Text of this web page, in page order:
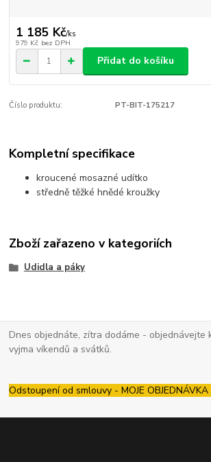
1 185 Kč/ks
979 Kč bez DPH
Přidat do košíku
Číslo produktu: PT-BIT-175217
Kompletní specifikace
kroucené mosazné udítko
středně těžké hnědé kroužky
Zboží zařazeno v kategoriích
Udidla a páky
Dnes objednáte, zítra dodáme - objednávejte
vyjma víkendů a svátků.
Odstoupení od smlouvy - MOJE